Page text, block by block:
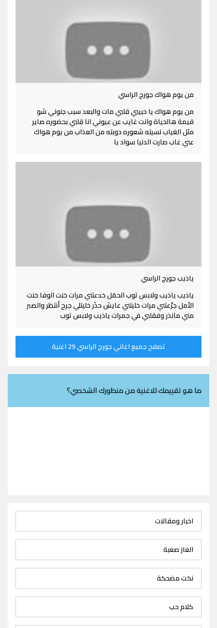
من يوم هواك جورج الراسي
من يوم هواك يا حبيبي قلبي مات والبعد سبب جنوني شو
قيمة هالحياة وانت غايب عن عيوني انا قلبي بحضوره صاير
مثل الغياب نسيته شعوره دوبته من العذاب من يوم هواك
عني غاب صارت الدنيا سواد يا
ياذيب جورج الراسي
ياذيب ياذيب ولابس توب الحمَل خدعتني مرات خنت الوفا خنت
الأمل جرّعتني مرات خليتني عايش حذَر خليتلي جرح أنتظر والصبر
مني مانذر وفقلبي في جمرات ياذيب ولابس توب
تصفح جميع اغاني جورج الراسي 29 اغنية
ما هو تقييمك للاغنية من منظورك الشخصي؟
اخبار ومقالات
الغاز صعبة
نكت مضحكة
كلام حب